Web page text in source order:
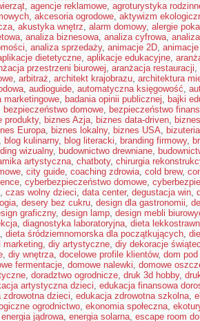
, agencje reklamowe, agroturystyka
, akcesoria ogrodowe, aktywizm
, akustyka wnętrz, alarm domowy, alergie
, analiza biznesowa, analiza cyfrowa,
, analiza sprzedaży, animacje 2D,
dietetyczne, aplikacje edukacyjne,
przestrzeni biurowej, aranżacja restauracji,
, arbitraż, architekt krajobrazu, architektura
, audioguide, automatyczna księgowość,
marketingowe, badania opinii publicznej, bajki
bezpieczeństwo domowe, bezpieczeństwo
produkty, biznes Azja, biznes data-driven,
Europa, biznes lokalny, biznes USA,
blog kulinarny, blog literacki, branding firmowy,
wizualny, budownictwo drewniane,
artystyczna, chatboty, chirurgia
, city guide, coaching zdrowia, cold brew,
, cyberbezpieczeństwo domowe,
, czas wolny dzieci, data center, degustacja win,
, desery bez cukru, design dla gastronomii,
graficzny, design lamp, design mebli
, diagnostyka laboratoryjna, dieta
, dieta śródziemnomorska dla początkujących,
marketing, diy artystyczne, diy dekoracje
, diy wnętrza, docelowe profile klientów, dom
fermentacje, domowe nalewki, domowe
, doradztwo ogrodnicze, druk 3d hobby,
artystyczna dzieci, edukacja finansowa
zdrowotna dzieci, edukacja zdrowotna szkolna,
ogrodnictwo, ekonomia społeczna,
energia jądrowa, energia solarna, escape room